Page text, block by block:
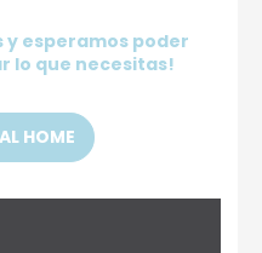
y esperamos poder
lo que necesitas!
HOME